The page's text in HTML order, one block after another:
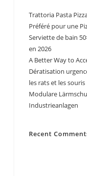
Trattoria Pasta
Préféré pour une
Serviette de bain
en 2026
A Better Way to
Dératisation
les rats et les souris
Modulare
Industrieanlagen
Recent